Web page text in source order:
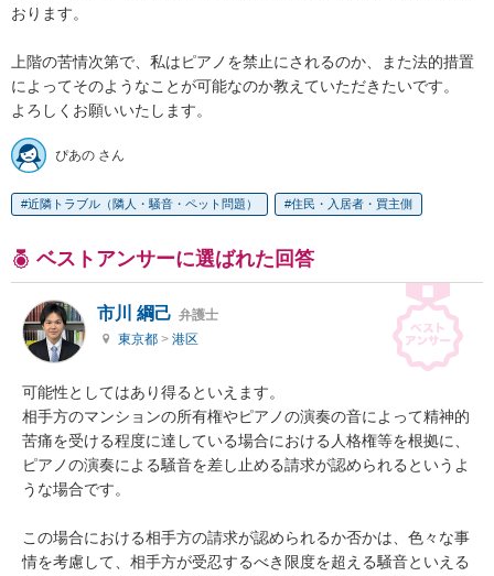
おります。
上階の苦情次第で、私はピアノを禁止にされるのか、また法的措置
によってそのようなことが可能なのか教えていただきたいです。
よろしくお願いいたします。
ぴあの さん
近隣トラブル（隣人・騒音・ペット問題） 住民・入居者・買主側
ベストアンサーに選ばれた回答
市川 綱己 弁護士
東京都 > 港区
可能性としてはあり得るといえます。
相手方のマンションの所有権やピアノの演奏の音によって精神的
苦痛を受ける程度に達している場合における人格権等を根拠に、
ピアノの演奏による騒音を差し止める請求が認められるというよ
うな場合です。
この場合における相手方の請求が認められるか否かは、色々な事
情を考慮して、相手方が受忍するべき限度を超える騒音といえる